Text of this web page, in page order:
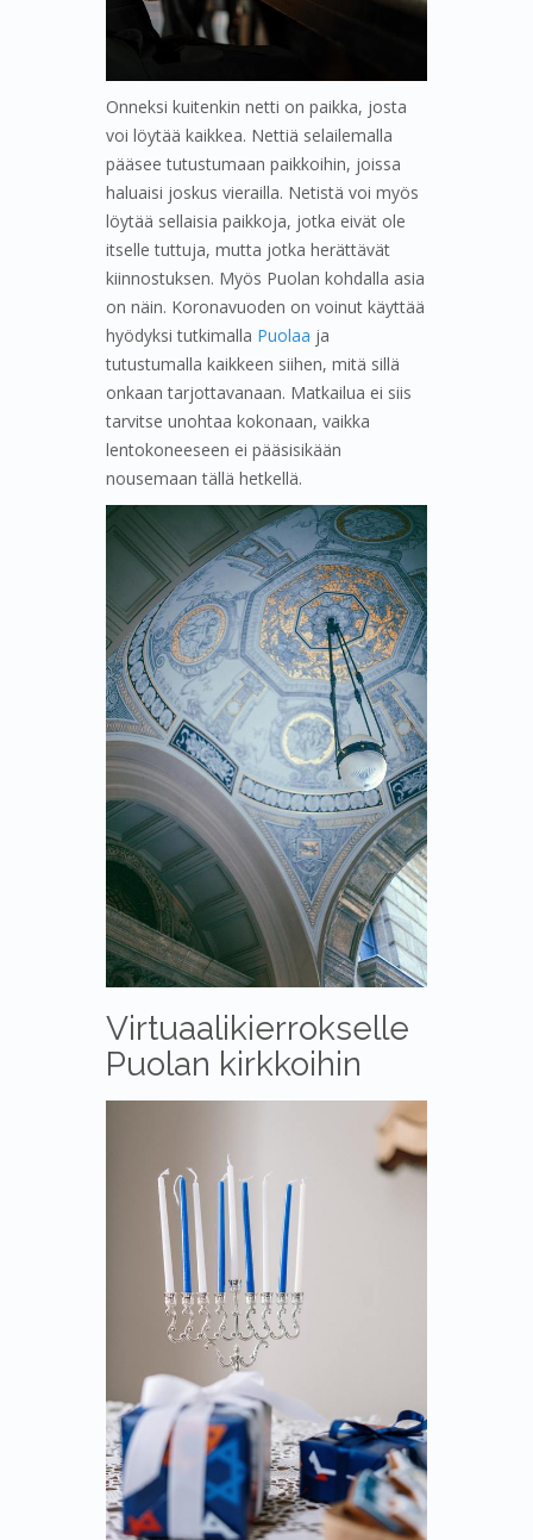
Onneksi kuitenkin netti on paikka, josta
voi löytää kaikkea. Nettiä selailemalla
pääsee tutustumaan paikkoihin, joissa
haluaisi joskus vierailla. Netistä voi myös
löytää sellaisia paikkoja, jotka eivät ole
itselle tuttuja, mutta jotka herättävät
kiinnostuksen. Myös Puolan kohdalla asia
on näin. Koronavuoden on voinut käyttää
hyödyksi tutkimalla Puolaa ja
tutustumalla kaikkeen siihen, mitä sillä
onkaan tarjottavanaan. Matkailua ei siis
tarvitse unohtaa kokonaan, vaikka
lentokoneeseen ei pääsisikään
nousemaan tällä hetkellä.
Virtuaalikierrokselle
Puolan kirkkoihin